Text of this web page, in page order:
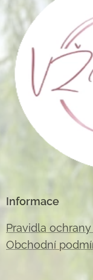
Informace
Pravidla
Obchodní